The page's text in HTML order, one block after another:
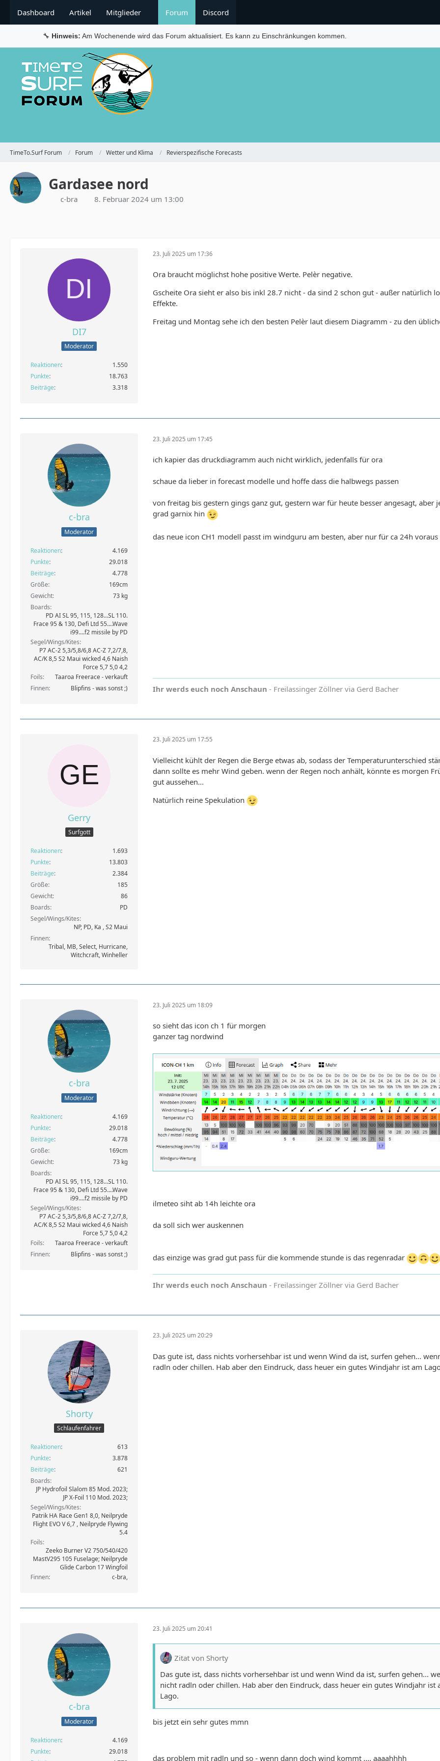
🔧 Hinweis: Am Wochenende wird das Forum aktualisiert. Es kann zu Einschränkungen kommen.
Dashboard Artikel Mitglieder Forum Discord
TimeTo.Surf Forum Forum Wetter und Klima Revierspezifische Forecasts
Gardasee nord
c-bra 8. Februar 2024 um 13:00
DI7
Moderator
Reaktionen
1.550
Punkte
18.763
Beiträge
3.318
23. Juli 2025 um 17:36
Ora braucht möglichst hohe positive Werte. Pelèr negative.
Gscheite Ora sieht er also bis inkl 28.7 nicht - da sind 2 schon gut - außer natürlich
Effekte.
Freitag und Montag sehe ich den besten Pelèr laut diesem Diagramm - zu den
c-bra
Moderator
Reaktionen
4.169
Punkte
29.018
Beiträge
4.778
Größe
169cm
Gewicht
73 kg
Boards
PD AI SL 95, 115, 128...SL 110.
Frace 95 & 130, Defi Ltd 55....Wave
i99....f2 missile by PD
Segel/Wings/Kites
P7 AC-2 5,3/5,8/6,8 AC-Z 7,2/7,8,
AC/K 8,5 S2 Maui wicked 4,6 Naish
Force 5,7 5,0 4,2
Foils
Taaroa Freerace - verkauft
Finnen
Blipfins - was sonst ;)
23. Juli 2025 um 17:45
ich kapier das druckdiagramm auch nicht wirklich, jedenfalls für ora
schaue da lieber in forecast modelle und hoffe dass die halbwegs passen
von freitag bis gestern gings ganz gut, gestern war für heute besser angesagt, aber
grad garnix hin
das neue icon CH1 modell passt im windguru am besten, aber nur für ca 24h voraus
Ihr werds euch noch Anschaun - Freilassinger Zöllner via Gerd Bacher
Gerry
Surfgott
Reaktionen
1.693
Punkte
13.803
Beiträge
2.384
Größe
185
Gewicht
86
Boards
PD
Segel/Wings/Kites
NP, PD, Ka , S2 Maui
Finnen
Tribal, MB, Select, Hurricane,
Witchcraft, Winheller
23. Juli 2025 um 17:55
Vielleicht kühlt der Regen die Berge etwas ab, sodass der Temperaturunterschied
dann sollte es mehr Wind geben. wenn der Regen noch anhält, könnte es morgen
gut aussehen...
Natürlich reine Spekulation
c-bra
Moderator
Reaktionen
4.169
Punkte
29.018
Beiträge
4.778
Größe
169cm
Gewicht
73 kg
Boards
PD AI SL 95, 115, 128...SL 110.
Frace 95 & 130, Defi Ltd 55....Wave
i99....f2 missile by PD
Segel/Wings/Kites
P7 AC-2 5,3/5,8/6,8 AC-Z 7,2/7,8,
AC/K 8,5 S2 Maui wicked 4,6 Naish
Force 5,7 5,0 4,2
Foils
Taaroa Freerace - verkauft
Finnen
Blipfins - was sonst ;)
23. Juli 2025 um 18:09
so sieht das icon ch 1 für morgen
ganzer tag nordwind
ilmeteo siht ab 14h leichte ora
da soll sich wer auskennen
das einzige was grad gut pass für die kommende stunde is das regenradar
Ihr werds euch noch Anschaun - Freilassinger Zöllner via Gerd Bacher
Shorty
Schlaufenfahrer
Reaktionen
613
Punkte
3.878
Beiträge
621
Boards
JP Hydrofoil Slalom 85 Mod. 2023;
JP X-Foil 110 Mod. 2023;
Segel/Wings/Kites
Patrik HA Race Gen1 8,0, Neilpryde
Flight EVO V 6,7 , Neilpryde Flywing
5.4
Foils
Zeeko Burner V2 750/540/420
MastV295 105 Fuselage; Neilpryde
Glide Carbon 17 Wingfoil
Finnen
c-bra,
23. Juli 2025 um 20:29
Das gute ist, dass nichts vorhersehbar ist und wenn Wind da ist, surfen gehen...
radln oder chillen. Hab aber den Eindruck, dass heuer ein gutes Windjahr ist am
c-bra
Moderator
Reaktionen
4.169
Punkte
29.018
23. Juli 2025 um 20:41
Zitat von Shorty
Das gute ist, dass nichts vorhersehbar ist und wenn Wind da ist, surfen gehen...
nicht radln oder chillen. Hab aber den Eindruck, dass heuer ein gutes Windjahr ist
Lago.
bis jetzt ein sehr gutes mmn
das problem mit radln und so - wenn dann doch wind kommt .... aaaahhhh